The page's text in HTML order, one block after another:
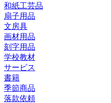
和紙工芸品
扇子用品
文房具
画材用品
刻字用品
学校教材
サービス
書籍
季節商品
落款依頼